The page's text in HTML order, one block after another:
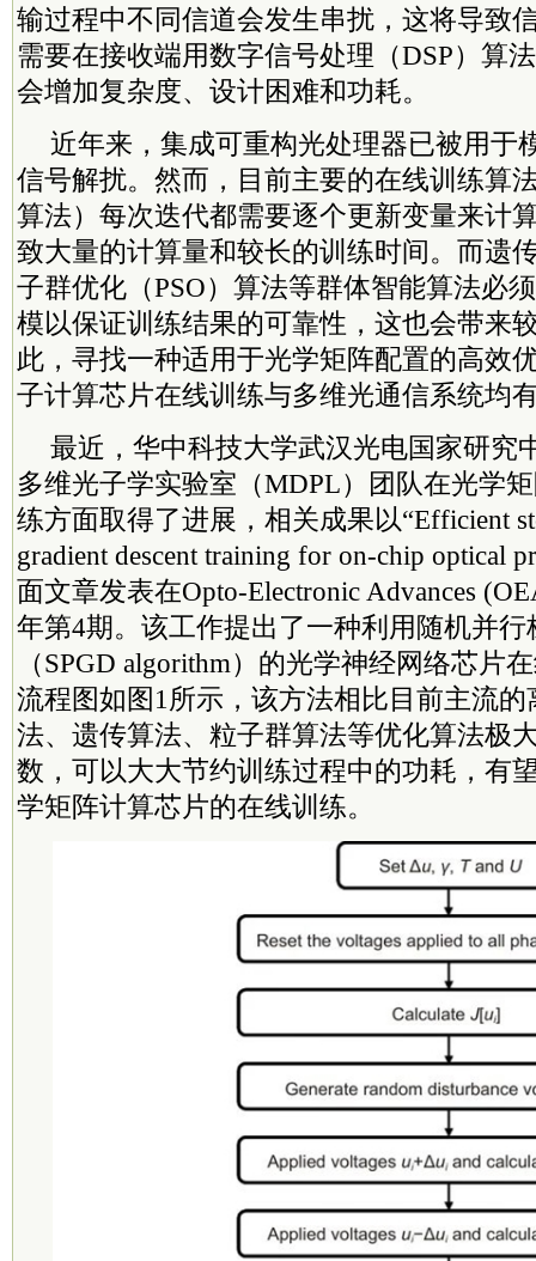
输过程中不同信道会发生串扰，这将导致
需要在接收端用数字信号处理（DSP）算
会增加复杂度、设计困难和功耗。
近年来，集成可重构光处理器已被用于
信号解扰。然而，目前主要的在线训练算
算法）每次迭代都需要逐个更新变量来计
致大量的计算量和较长的训练时间。而遗
子群优化（PSO）算法等群体智能算法必
模以保证训练结果的可靠性，这也会带来
此，寻找一种适用于光学矩阵配置的高效
子计算芯片在线训练与多维光通信系统均
最近，华中科技大学武汉光电国家研究
多维光子学实验室（MDPL）团队在光学
练方面取得了进展，相关成果以“Efficient
gradient descent training for on-chip optical
面文章发表在Opto-Electronic Advances
年第4期。该工作提出了一种利用随机并行
（SPGD algorithm）的光学神经网络芯片
流程图如图1所示，该方法相比目前主流
法、遗传算法、粒子群算法等优化算法极
数，可以大大节约训练过程中的功耗，有
学矩阵计算芯片的在线训练。